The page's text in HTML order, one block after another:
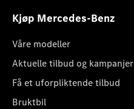
Kjøp Mercedes-Benz
Våre modeller
Aktuelle tilbud og kampanjer
Få et uforpliktende tilbud
Bruktbil